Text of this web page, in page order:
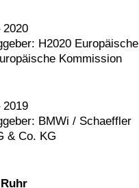
2020
H2020 Europäische
Kommission
2019
BMWi / Schaeffler
& Co. KG